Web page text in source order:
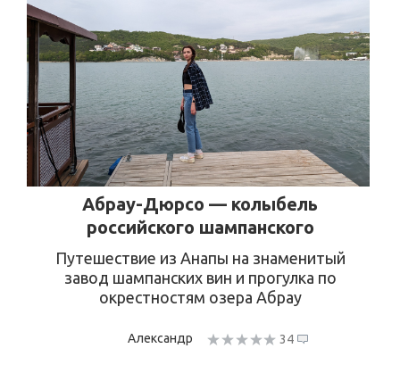
Абрау-Дюрсо — колыбель
российского шампанского
Путешествие из Анапы на знаменитый
завод шампанских вин и прогулка по
окрестностям озера Абрау
Александр 34